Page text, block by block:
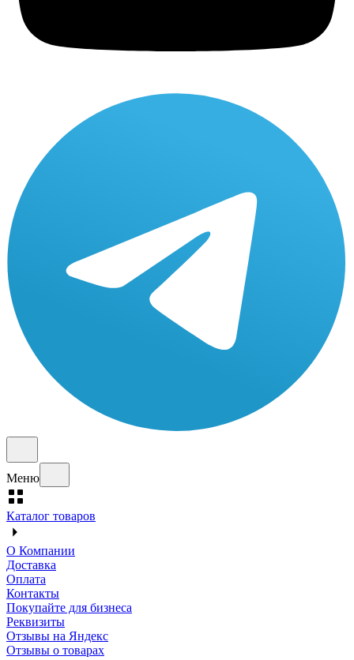
Меню
Каталог товаров
О Компании
Доставка
Оплата
Контакты
Покупайте для бизнеса
Реквизиты
Отзывы на Яндекс
Отзывы о товарах